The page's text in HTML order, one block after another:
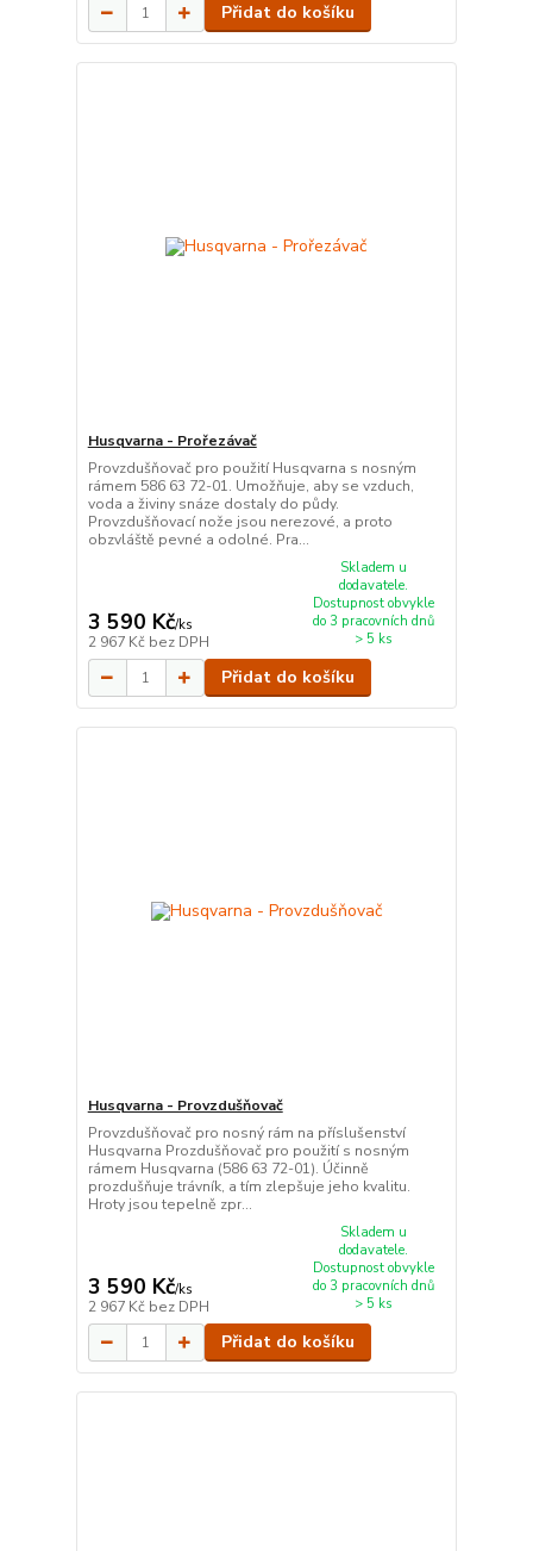
Přidat do košíku
Husqvarna - Prořezávač
Provzdušňovač pro použití Husqvarna s nosným
rámem 586 63 72-01. Umožňuje, aby se vzduch,
voda a živiny snáze dostaly do půdy.
Provzdušňovací nože jsou nerezové, a proto
obzvláště pevné a odolné. Pra...
3 590 Kč/ks
2 967 Kč bez DPH
Skladem u
dodavatele.
Dostupnost obvykle
do 3 pracovních dnů
> 5 ks
Přidat do košíku
Husqvarna - Provzdušňovač
Provzdušňovač pro nosný rám na příslušenství
Husqvarna Prozdušňovač pro použití s nosným
rámem Husqvarna (586 63 72-01). Účinně
prozdušňuje trávník, a tím zlepšuje jeho kvalitu.
Hroty jsou tepelně zpr...
3 590 Kč/ks
2 967 Kč bez DPH
Skladem u
dodavatele.
Dostupnost obvykle
do 3 pracovních dnů
> 5 ks
Přidat do košíku